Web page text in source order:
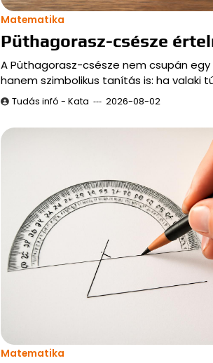
Matematika
Püthagorasz-csésze
A Püthagorasz-csésze nem csupán egy
hanem szimbolikus tanítás is: ha valaki
Tudás infó - Kata 2026-08-02
Matematika